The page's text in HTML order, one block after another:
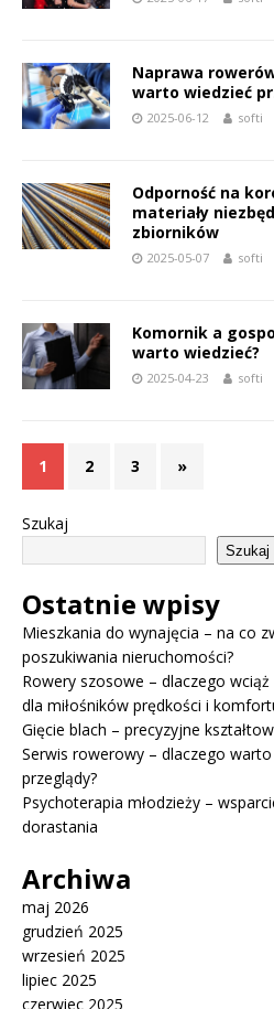
Naprawa
warto wiedzieć
2025-06-12 softi
Odporność na
materiały
zbiorników
2025-05-07 softi
Komornik a
warto wiedzieć?
2025-04-23 softi
1 2 3 »
Szukaj
Szukaj
Ostatnie wpisy
Mieszkania do wynajęcia – na co
poszukiwania nieruchomości?
Rowery szosowe – dlaczego
dla miłośników prędkości i
Gięcie blach – precyzyjne
Serwis rowerowy – dlaczego
przeglądy?
Psychoterapia młodzieży –
dorastania
Archiwa
maj 2026
grudzień 2025
wrzesień 2025
lipiec 2025
czerwiec 2025